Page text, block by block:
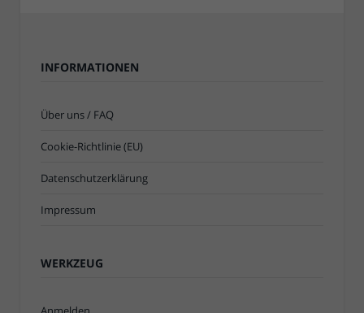
INFORMATIONEN
Über uns / FAQ
Cookie-Richtlinie (EU)
Datenschutzerklärung
Impressum
WERKZEUG